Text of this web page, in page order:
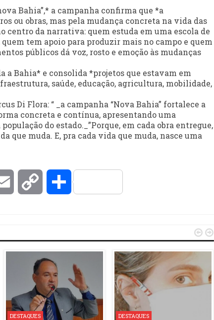
Bahia”,* a campanha confirma que *a
ou obras, mas pela mudança concreta na vida das
centro da narrativa: quem estuda em uma escola de
tem apoio para produzir mais no campo e quem
públicos dá voz, rosto e emoção às mudanças
a Bahia* e consolida *projetos que estavam em
saúde, educação, agricultura, mobilidade,
Di Flora: “ _a campanha “Nova Bahia” fortalece a
concreta e contínua, apresentando uma
do estado._”Porque, em cada obra entregue,
que muda. E, pra cada vida que muda, nasce uma
Email Copy Compartilhar
DESTAQUES DESTAQUES
 